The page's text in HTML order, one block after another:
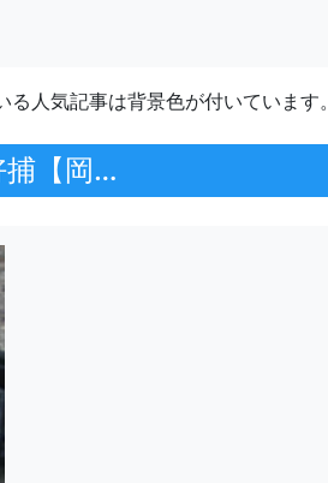
る人気記事は背景色が付いています。
捕【岡…